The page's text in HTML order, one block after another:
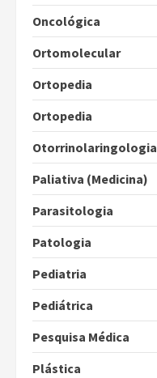
Oncológica
Ortomolecular
Ortopedia
Ortopedia
Otorrinolaringologia
Paliativa (Medicina)
Parasitologia
Patologia
Pediatria
Pediátrica
Pesquisa Médica
Plástica